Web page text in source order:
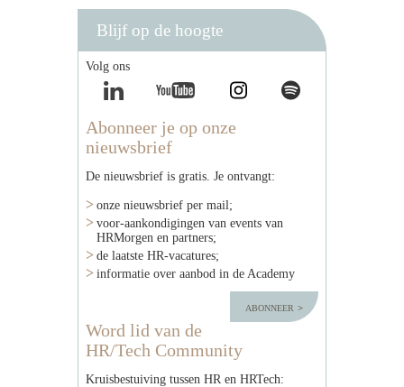
Blijf op de hoogte
Volg ons
Abonneer je op onze
nieuwsbrief
De nieuwsbrief is gratis. Je ontvangt:
onze nieuwsbrief per mail;
voor-aankondigingen van events van
HRMorgen en partners;
de laatste HR-vacatures;
informatie over aanbod in de Academy
abonneer
Word lid van de
HR/Tech Community
Kruisbestuiving tussen HR en HRTech: